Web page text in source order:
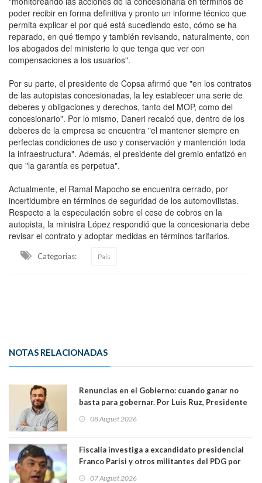
poder recibir en forma definitiva y pronto un informe técnico que
permita explicar el por qué está sucediendo esto, cómo se ha
reparado, en qué tiempo y también revisando, naturalmente, con
los abogados del ministerio lo que tenga que ver con
compensaciones a los usuarios".
Por su parte, el presidente de Copsa afirmó que "en los contratos
de las autopistas concesionadas, la ley establecer una serie de
deberes y obligaciones y derechos, tanto del MOP, como del
concesionario". Por lo mismo, Daneri recalcó que, dentro de los
deberes de la empresa se encuentra "el mantener siempre en
perfectas condiciones de uso y conservación y mantención toda
la infraestructura". Además, el presidente del gremio enfatizó en
que "la garantía es perpetua".
Actualmente, el Ramal Mapocho se encuentra cerrado, por
incertidumbre en términos de seguridad de los automovilistas.
Respecto a la especulación sobre el cese de cobros en la
autopista, la ministra López respondió que la concesionaria debe
revisar el contrato y adoptar medidas en términos tarifarios.
Categorias: País
NOTAS RELACIONADAS
Renuncias en el Gobierno: cuando ganar no
basta para gobernar. Por Luis Ruz, Presidente
08 August 2026
Fiscalía investiga a excandidato presidencial
Franco Parisi y otros militantes del PDG por
07 August 2026